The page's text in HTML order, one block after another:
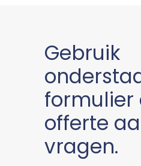
Gebruik
formulier
offerte
vragen.